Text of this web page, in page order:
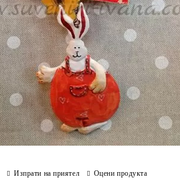
Изпрати на приятел Оцени продукта